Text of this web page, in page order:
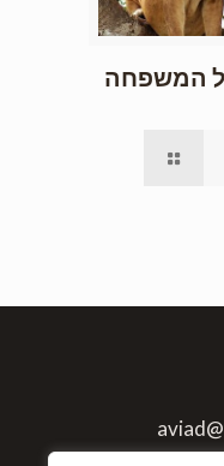
המשפחה